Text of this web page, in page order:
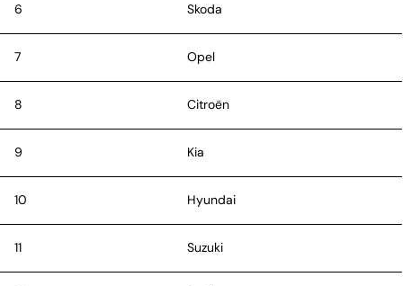
6 Skoda
7 Opel
8 Citroën
9 Kia
10 Hyundai
11 Suzuki